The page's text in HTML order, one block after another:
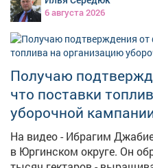
четверг областная прокуратура. –
лицами службы судебных
приняты исчерпывающие
взыскание
главного управления
результате
активизировались,
дисциплинарной
взыскали 315 тысяч
Прокуратура продолжит
6 августа 2026
Получаю
что поставки
уборочной
На видео - Ибрагим
в Юргинском округе. Он